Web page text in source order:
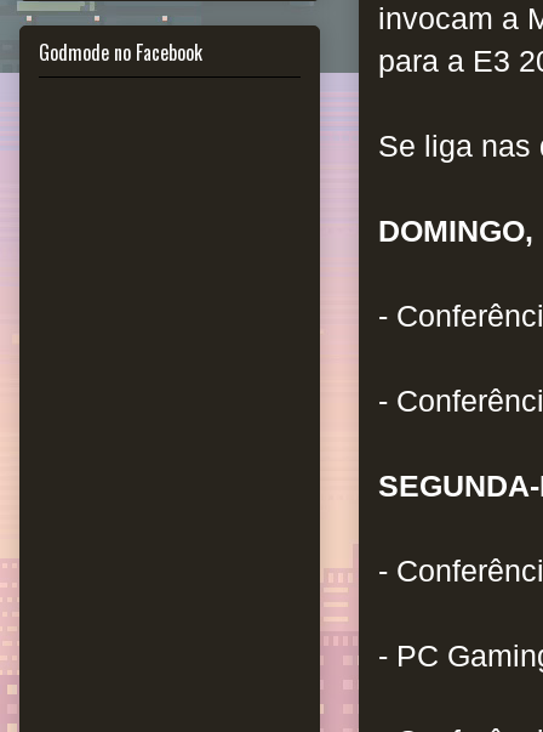
invocam a
para a E3
Se liga nas
-
-
-
- PC
Godmode no Facebook